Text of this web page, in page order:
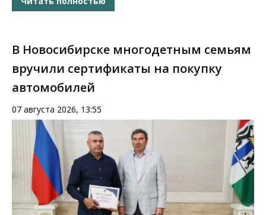
В Новосибирске многодетным семьям
вручили сертификаты на покупку
автомобилей
07 августа 2026, 13:55